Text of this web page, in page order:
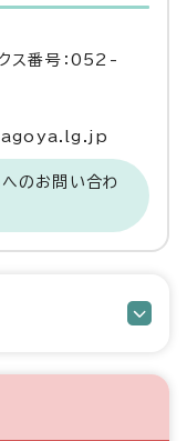
番号：052-
のお問い合わ